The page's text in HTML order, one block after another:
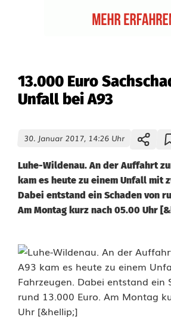
13.000 Euro
Unfall bei A93
30. Januar 2017, 14:26 Uhr
Luhe-Wildenau. An der Auffahrt
kam es heute zu einem Unfall mit
Dabei entstand ein Schaden von
Am Montag kurz nach 05.00 Uhr